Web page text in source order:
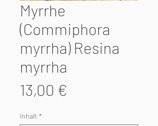
Myrrhe
(Commiphora
myrrha) Resina
myrrha
13,00 €
Inhalt *